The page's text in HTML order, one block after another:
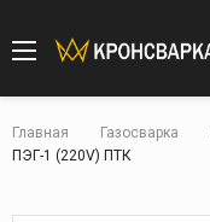
Главная Газосварка
ПЭГ-1 (220V) ПТК